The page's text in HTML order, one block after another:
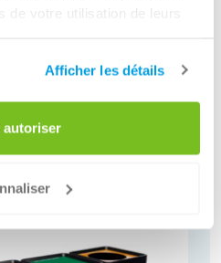
de votre utilisation de leurs
Afficher les détails
autoriser
de collecte
de collecte